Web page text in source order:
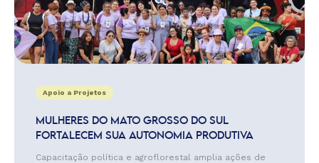
Apoio a Projetos
MULHERES DO MATO GROSSO DO SUL
FORTALECEM SUA AUTONOMIA PRODUTIVA
Capacitação política e agroflorestal amplia ações de